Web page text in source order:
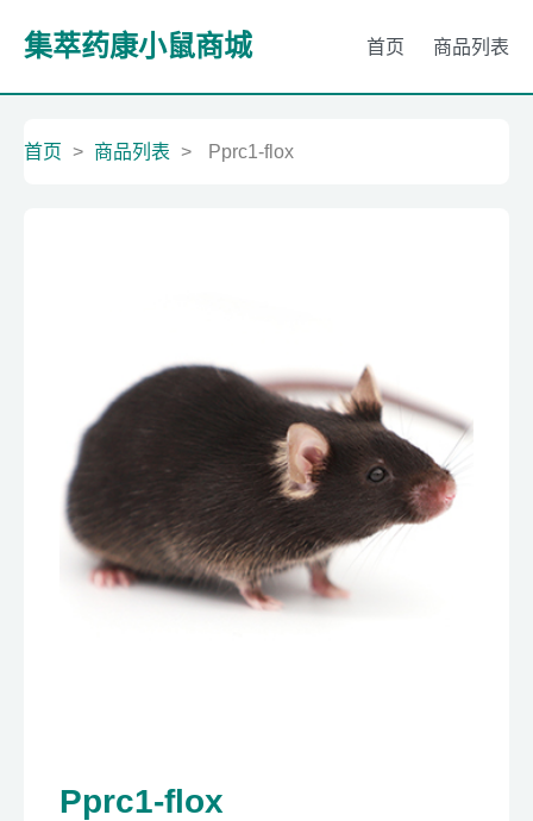
集萃药康小鼠商城 首页 商品列表
首页 > 商品列表 > Pprc1-flox
Pprc1-flox